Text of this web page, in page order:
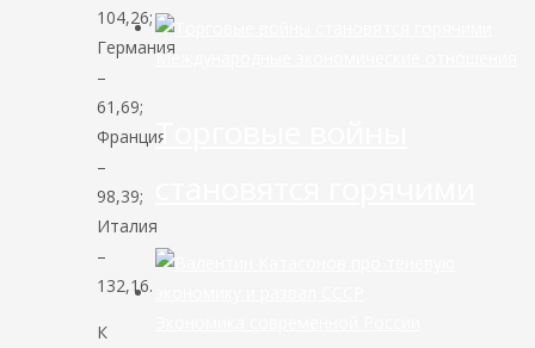
104,26;
Германия
–
61,69;
Франция
–
98,39;
Италия
–
132,16.
К
Международные экономические отношения
Торговые войны